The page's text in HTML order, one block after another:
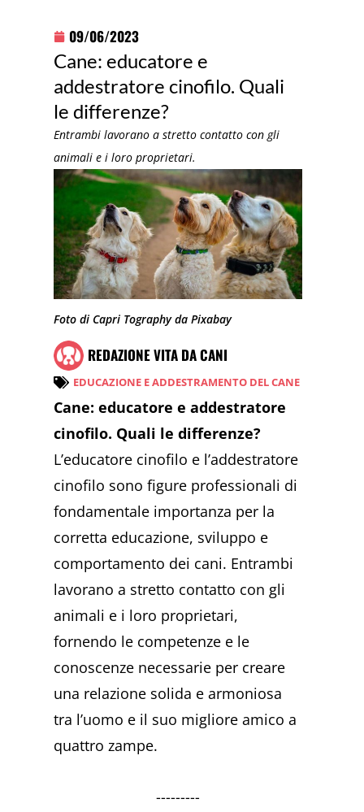
09/06/2023
Cane: educatore e
addestratore cinofilo. Quali
le differenze?
Entrambi lavorano a stretto contatto con gli
animali e i loro proprietari.
Foto di Capri Tography da Pixabay
REDAZIONE VITA DA CANI
EDUCAZIONE E ADDESTRAMENTO DEL CANE
Cane: educatore e addestratore
cinofilo. Quali le differenze?
L’educatore cinofilo e l’addestratore
cinofilo sono figure professionali di
fondamentale importanza per la
corretta educazione, sviluppo e
comportamento dei cani. Entrambi
lavorano a stretto contatto con gli
animali e i loro proprietari,
fornendo le competenze e le
conoscenze necessarie per creare
una relazione solida e armoniosa
tra l’uomo e il suo migliore amico a
quattro zampe.
---------